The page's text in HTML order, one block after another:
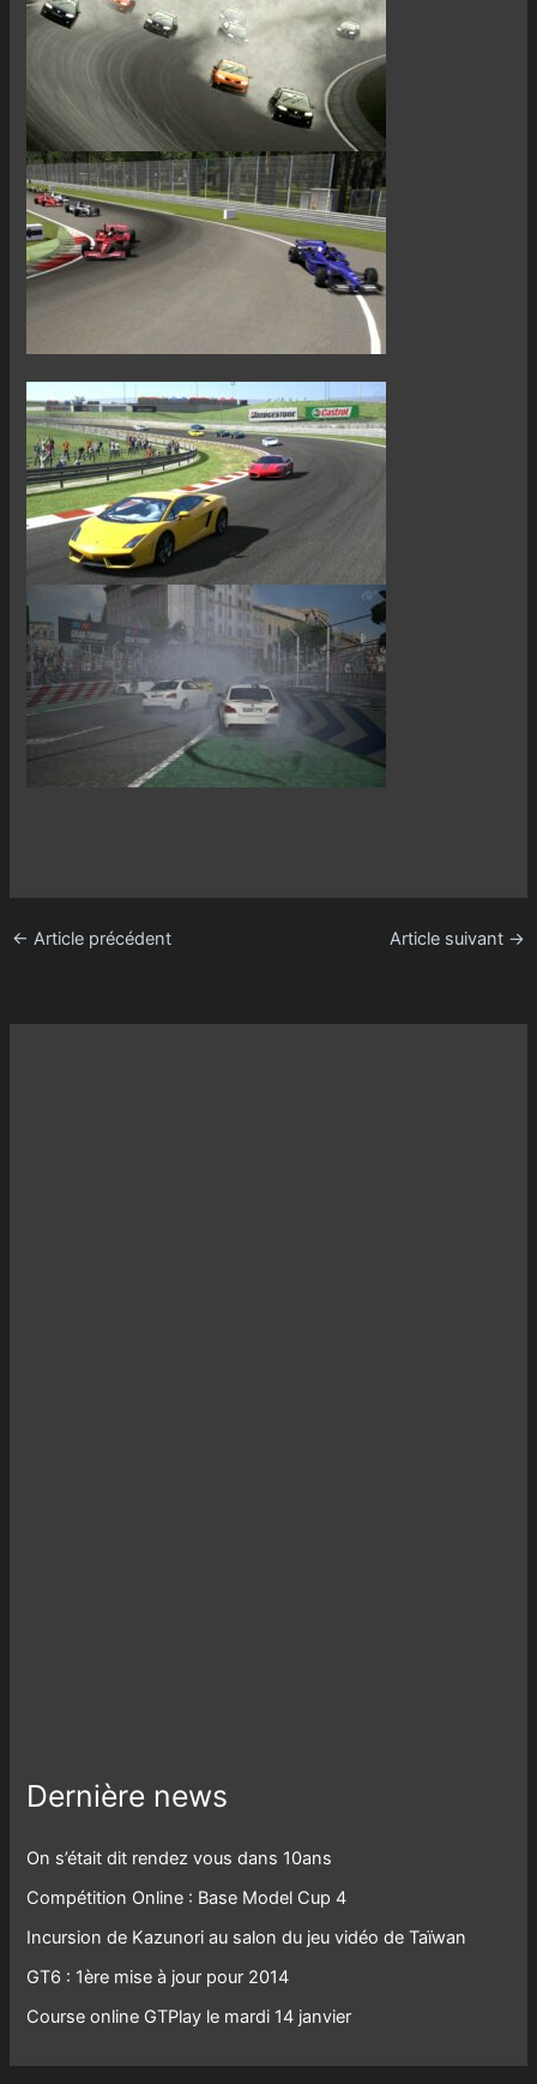
← Article précédent Article suivant →
Dernière news
On s’était dit rendez vous dans 10ans
Compétition Online : Base Model Cup 4
Incursion de Kazunori au salon du jeu vidéo de Taïwan
GT6 : 1ère mise à jour pour 2014
Course online GTPlay le mardi 14 janvier